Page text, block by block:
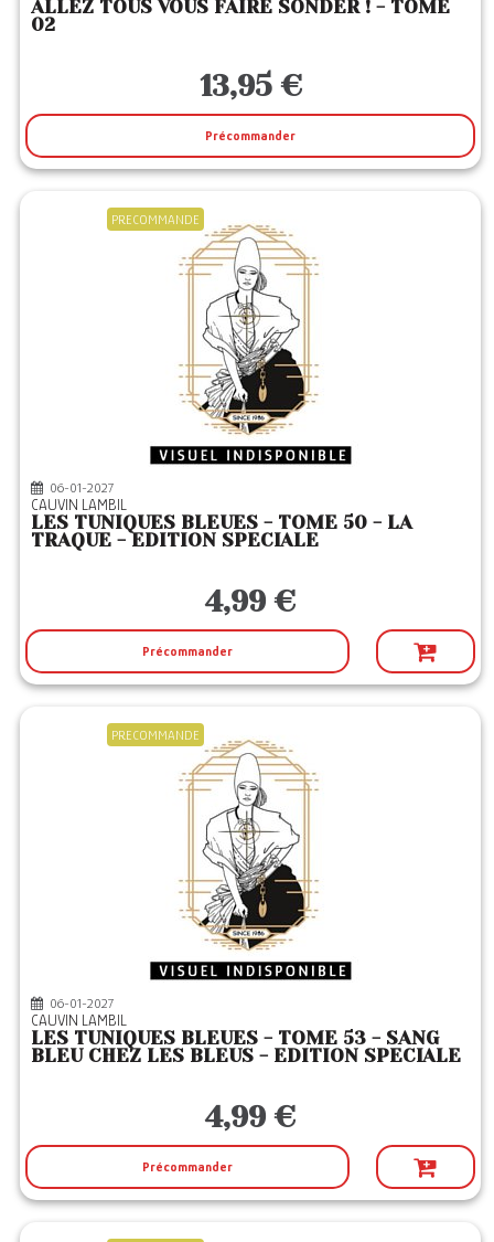
ALLEZ TOUS VOUS FAIRE SONDER ! - TOME
02
13,95 €
Précommander
PRECOMMANDE
06-01-2027
CAUVIN LAMBIL
LES TUNIQUES BLEUES - TOME 50 - LA
TRAQUE - EDITION SPECIALE
4,99 €
Précommander
PRECOMMANDE
06-01-2027
CAUVIN LAMBIL
LES TUNIQUES BLEUES - TOME 53 - SANG
BLEU CHEZ LES BLEUS - EDITION SPECIALE
4,99 €
Précommander